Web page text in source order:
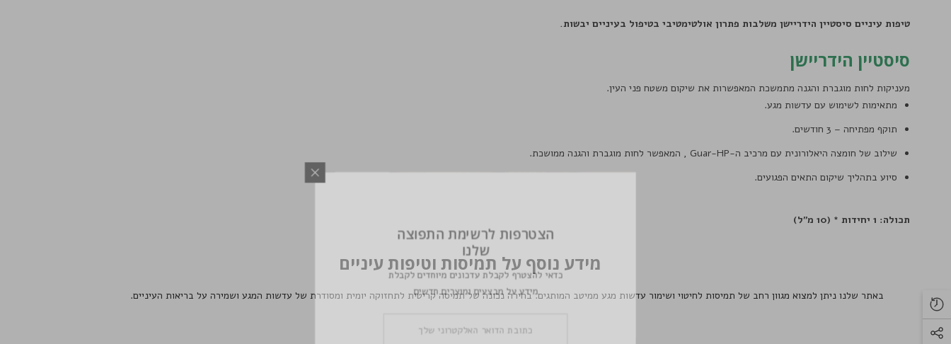
טיפות עיניים סיסטיין הידריישן משלבות פתרון אולטימטיבי בטיפול בעיניים יבשות.
סיסטיין הידריישן
מעניקות לחות מוגברת והגנה מתמשכת המאפשרות את שיקום משטח פני העין.
מתאימות לשימוש עם עדשות מגע.
תוקף מפתיחה – 3 חודשים.
שילוב של חומצה היאלורונית עם מרכיב ה-Guar-HP , המאפשר לחות מוגברת והגנה ממושכת.
סיוע בתהליך שיקום התאים הפגועים.
תכולה: 1 יחידות * (10 מ"ל)
מידע נוסף על תמיסות וטיפות עיניים
באתר שלנו ניתן למצוא מגוון רחב של תמיסות לחיטוי ושימור עדשות מגע ממיטב המותגים. בחירה נכונה של תמיסה קריטית לתחזוקה יומית ומסודרת של עדשות המגע ושמירה על בריאות העיניים.
הצטרפות לרשימת התפוצה
כדאי להצטרף לקבלת עדכונים מיוחדים לקבלת
מידע על מבצעים ומוצרים חדשים